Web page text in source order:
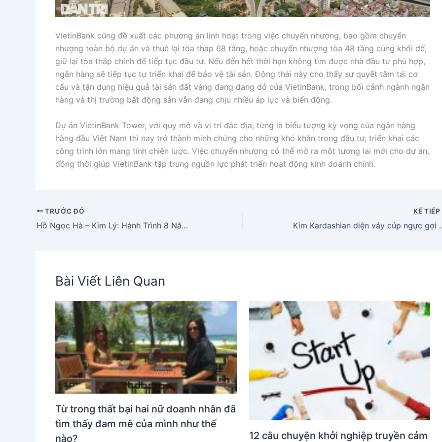
VietinBank cũng đề xuất các phương án linh hoạt trong việc chuyển nhượng, bao gồm chuyển
nhượng toàn bộ dự án và thuê lại tòa tháp 68 tầng, hoặc chuyển nhượng tòa 48 tầng cùng khối đế,
giữ lại tòa tháp chính để tiếp tục đầu tư. Nếu đến hết thời hạn không tìm được nhà đầu tư phù hợp,
ngân hàng sẽ tiếp tục tự triển khai để bảo vệ tài sản. Động thái này cho thấy sự quyết tâm tái cơ
cấu và tận dụng hiệu quả tài sản đất vàng đang dang dở của VietinBank, trong bối cảnh ngành ngân
hàng và thị trường bất động sản vẫn đang chịu nhiều áp lực và biến động.
Dự án VietinBank Tower, với quy mô và vị trí đắc địa, từng là biểu tượng kỳ vọng của ngân hàng
hàng đầu Việt Nam thì nay trở thành minh chứng cho những khó khăn trong đầu tư, triển khai các
công trình lớn mang tính chiến lược. Việc chuyển nhượng có thể mở ra một tương lai mới cho dự án,
đồng thời giúp VietinBank tập trung nguồn lực phát triển hoạt động kinh doanh chính.
TRƯỚC ĐÓ
Hồ Ngọc Hà – Kim Lý: Hành Trình 8 Năm Vượt Qua Thăng Trầm Để Gìn Giữ Hạnh Phúc
KẾ TIẾP
Kim Kardashian
Bài Viết Liên Quan
Từ trong thất bại hai nữ doanh nhân đã
tìm thấy đam mê của mình như thế
nào?
12 câu chuyện khởi nghiệp truyền cảm